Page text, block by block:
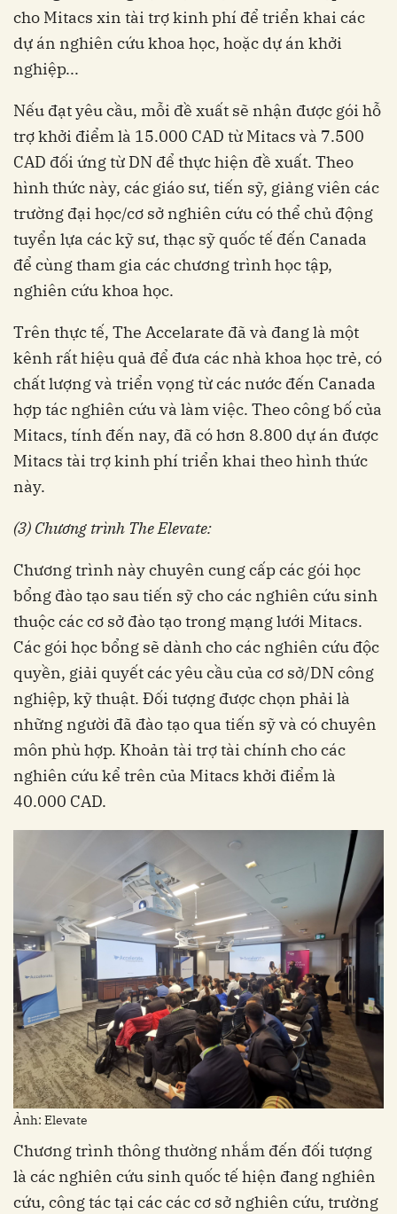
cho Mitacs xin tài trợ kinh phí để triển khai các
dự án nghiên cứu khoa học, hoặc dự án khởi
nghiệp...
Nếu đạt yêu cầu, mỗi đề xuất sẽ nhận được gói hỗ
trợ khởi điểm là 15.000 CAD từ Mitacs và 7.500
CAD đối ứng từ DN để thực hiện đề xuất. Theo
hình thức này, các giáo sư, tiến sỹ, giảng viên các
trường đại học/cơ sở nghiên cứu có thể chủ động
tuyển lựa các kỹ sư, thạc sỹ quốc tế đến Canada
để cùng tham gia các chương trình học tập,
nghiên cứu khoa học.
Trên thực tế, The Accelarate đã và đang là một
kênh rất hiệu quả để đưa các nhà khoa học trẻ, có
chất lượng và triển vọng từ các nước đến Canada
hợp tác nghiên cứu và làm việc. Theo công bố của
Mitacs, tính đến nay, đã có hơn 8.800 dự án được
Mitacs tài trợ kinh phí triển khai theo hình thức
này.
(3) Chương trình The Elevate:
Chương trình này chuyên cung cấp các gói học
bổng đào tạo sau tiến sỹ cho các nghiên cứu sinh
thuộc các cơ sở đào tạo trong mạng lưới Mitacs.
Các gói học bổng sẽ dành cho các nghiên cứu độc
quyền, giải quyết các yêu cầu của cơ sở/DN công
nghiệp, kỹ thuật. Đối tượng được chọn phải là
những người đã đào tạo qua tiến sỹ và có chuyên
môn phù hợp. Khoản tài trợ tài chính cho các
nghiên cứu kể trên của Mitacs khởi điểm là
40.000 CAD.
Ảnh: Elevate
Chương trình thông thường nhắm đến đối tượng
là các nghiên cứu sinh quốc tế hiện đang nghiên
cứu, công tác tại các các cơ sở nghiên cứu, trường